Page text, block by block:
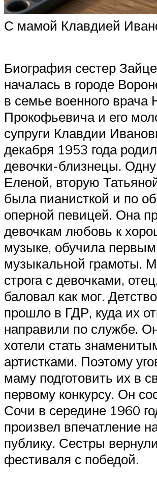
С мамой Клавдией
Биография сестер
началась в городе
в семье военного врача
Прокофьевича и его
супруги Клавдии
декабря 1953 года
девочки-близнецы.
Еленой, вторую
была пианисткой и по
оперной певицей. Она
девочкам любовь к
музыке, обучила
музыкальной грамоты.
строга с девочками,
баловал как мог.
прошло в ГДР, куда их
направили по службе.
хотели стать
артистками. Поэтому
маму подготовить их в
первому конкурсу. Он
Сочи в середине 1960
произвел впечатление
публику. Сестры
фестиваля с победой.